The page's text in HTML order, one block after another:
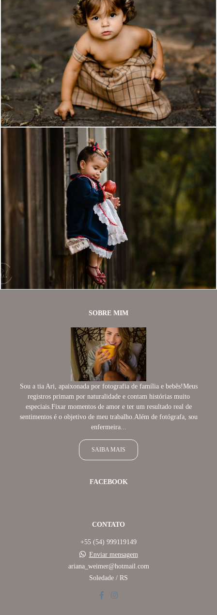
1086 0
1005
SOBRE MIM
Sou a tia Ari, apaixonada por fotografia de família e bebês!Meus
registros primam por naturalidade e contam histórias muito
especiais.Fixar momentos de amor e ter um resultado real de
sentimentos é o objetivo de meu trabalho.Além de fotógrafa, sou
enfermeira...
SAIBA MAIS
FACEBOOK
CONTATO
+55 (54) 999119149
Enviar mensagem
ariana_weimer@hotmail.com
Soledade / RS